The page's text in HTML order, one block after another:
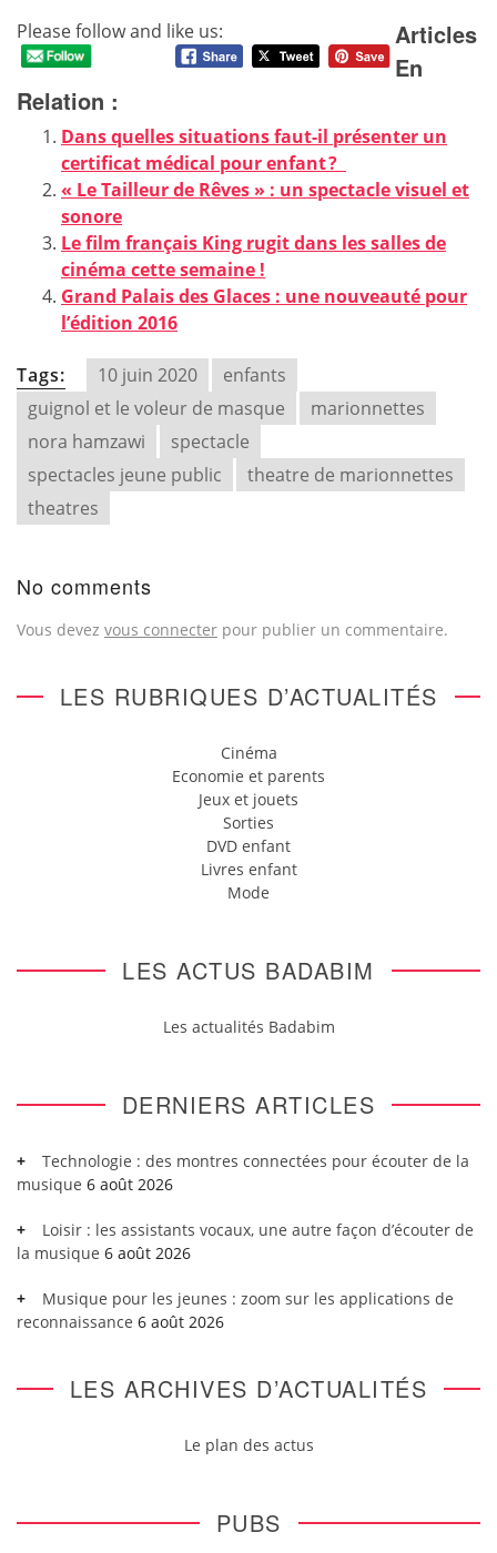
Please follow and like us:
Articles
En
Relation :
Dans quelles situations faut-il présenter un
certificat médical pour enfant ?
« Le Tailleur de Rêves » : un spectacle visuel et
sonore
Le film français King rugit dans les salles de
cinéma cette semaine !
Grand Palais des Glaces : une nouveauté pour
l’édition 2016
Tags: 10 juin 2020
enfants
guignol et le voleur de masque
marionnettes
nora hamzawi
spectacle
spectacles jeune public
theatre de marionnettes
theatres
No comments
Vous devez vous connecter pour publier un commentaire.
LES RUBRIQUES D’ACTUALITÉS
Cinéma
Economie et parents
Jeux et jouets
Sorties
DVD enfant
Livres enfant
Mode
LES ACTUS BADABIM
Les actualités Badabim
DERNIERS ARTICLES
Technologie : des montres connectées pour écouter de la
musique 6 août 2026
Loisir : les assistants vocaux, une autre façon d’écouter de
la musique 6 août 2026
Musique pour les jeunes : zoom sur les applications de
reconnaissance 6 août 2026
LES ARCHIVES D’ACTUALITÉS
Le plan des actus
PUBS